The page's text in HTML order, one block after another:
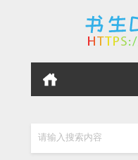
请输入搜索内容